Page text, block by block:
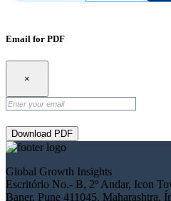
Email for PDF
×
Download PDF
Global Growth Insights
Escritório No.- B, 2º Andar, Icon
Baner, Pune 411045, Maharashtra,